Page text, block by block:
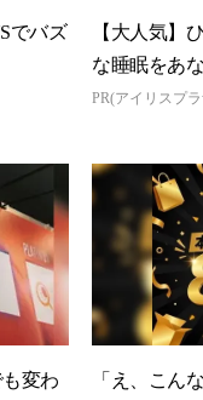
でバズ
【大人気】
な睡眠をあな
PR(アイリスプ
変わ 「え、こん